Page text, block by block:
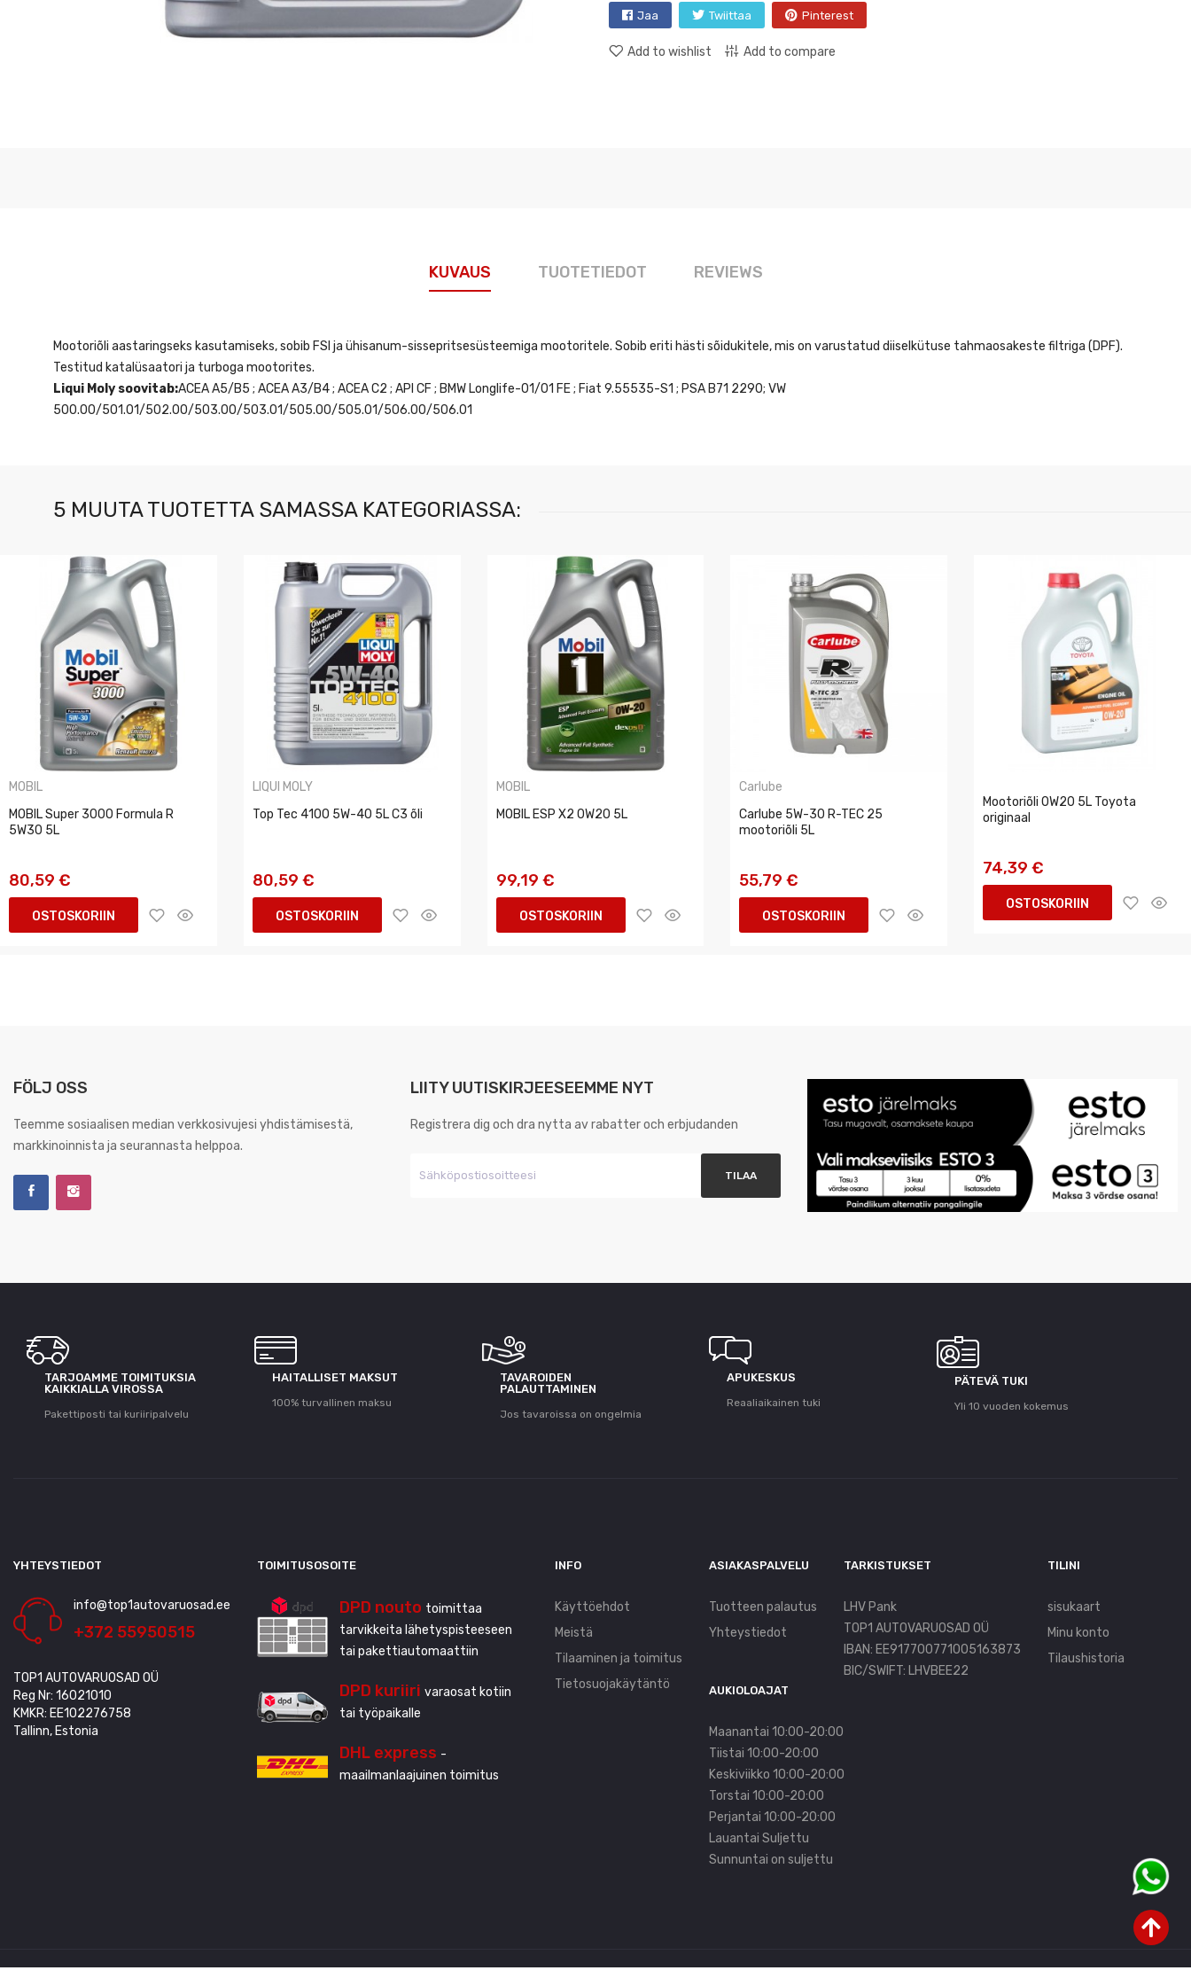
Jaa Twiittaa Pinterest
Add to wishlist Add to compare
KUVAUS TUOTETIEDOT REVIEWS
Mootoriõli aastaringseks kasutamiseks, sobib FSI ja ühisanum-sissepritsesüsteemiga mootoritele. Sobib eriti hästi sõidukitele, mis on varustatud diiselkütuse tahmaosakeste filtriga (DPF).
Testitud katalüsaatori ja turboga mootorites.
Liqui Moly soovitab:ACEA A5/B5 ; ACEA A3/B4 ; ACEA C2 ; API CF ; BMW Longlife-01/01 FE ; Fiat 9.55535-S1 ; PSA B71 2290; VW
500.00/501.01/502.00/503.00/503.01/505.00/505.01/506.00/506.01
5 MUUTA TUOTETTA SAMASSA KATEGORIASSA:
MOBIL
MOBIL Super 3000 Formula R
5W30 5L
80,59 €
OSTOSKORIIN
LIQUI MOLY
Top Tec 4100 5W-40 5L C3 õli
80,59 €
OSTOSKORIIN
MOBIL
MOBIL ESP X2 0W20 5L
99,19 €
OSTOSKORIIN
Carlube
Carlube 5W-30 R-TEC 25
mootoriõli 5L
55,79 €
OSTOSKORIIN
Mootoriõli 0W20 5L Toyota
originaal
74,39 €
OSTOSKORIIN
FÖLJ OSS
Teemme sosiaalisen median verkkosivujesi yhdistämisestä,
markkinoinnista ja seurannasta helppoa.
LIITY UUTISKIRJEESEEMME NYT
Registrera dig och dra nytta av rabatter och erbjudanden
TARJOAMME TOIMITUKSIA
KAIKKIALLA VIROSSA
Pakettiposti tai kuriiripalvelu
HAITALLISET MAKSUT
100% turvallinen maksu
TAVAROIDEN
PALAUTTAMINEN
Jos tavaroissa on ongelmia
APUKESKUS
Reaaliaikainen tuki
PÄTEVÄ TUKI
Yli 10 vuoden kokemus
YHTEYSTIEDOT
info@top1autovaruosad.ee
+372 55950515
TOP1 AUTOVARUOSAD OÜ
Reg Nr: 16021010
KMKR: EE102276758
Tallinn, Estonia
TOIMITUSOSOITE
DPD nouto toimittaa
tarvikkeita lähetyspisteeseen
tai pakettiautomaattiin
DPD kuriiri varaosat kotiin
tai työpaikalle
DHL express -
maailmanlaajuinen toimitus
INFO
Käyttöehdot
Meistä
Tilaaminen ja toimitus
Tietosuojakäytäntö
ASIAKASPALVELU
Tuotteen palautus
Yhteystiedot
TARKISTUKSET
LHV Pank
TOP1 AUTOVARUOSAD OÜ
IBAN: EE917700771005163873
BIC/SWIFT: LHVBEE22
TILINI
sisukaart
Minu konto
Tilaushistoria
AUKIOLOAJAT
Maanantai 10:00-20:00
Tiistai 10:00-20:00
Keskiviikko 10:00-20:00
Torstai 10:00-20:00
Perjantai 10:00-20:00
Lauantai Suljettu
Sunnuntai on suljettu